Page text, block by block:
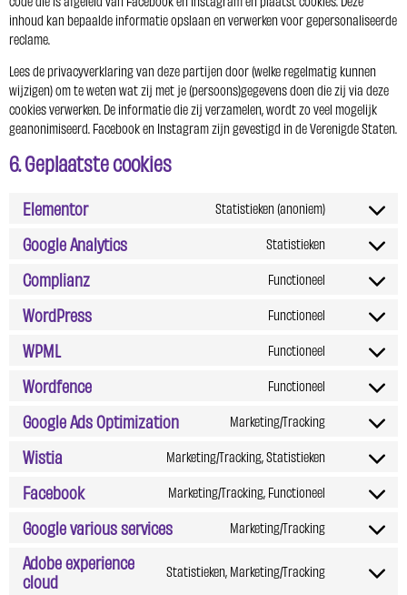
inhoud kan bepaalde informatie opslaan en verwerken voor gepersonaliseerde
reclame.
Lees de privacyverklaring van deze partijen door (welke regelmatig kunnen
wijzigen) om te weten wat zij met je (persoons)gegevens doen die zij via deze
cookies verwerken. De informatie die zij verzamelen, wordt zo veel mogelijk
geanonimiseerd. Facebook en Instagram zijn gevestigd in de Verenigde Staten.
6. Geplaatste cookies
Elementor Statistieken (anoniem)
Google Analytics Statistieken
Complianz Functioneel
WordPress Functioneel
WPML Functioneel
Wordfence Functioneel
Google Ads Optimization Marketing/Tracking
Wistia Marketing/Tracking, Statistieken
Facebook Marketing/Tracking, Functioneel
Google various services Marketing/Tracking
Adobe experience
cloud
Statistieken, Marketing/Tracking